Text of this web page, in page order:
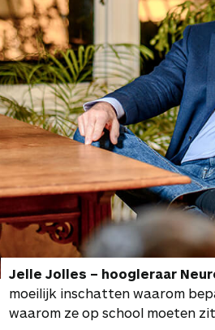
Jelle Jolles – hoogleraar
moeilijk inschatten waarom
waarom ze op school moeten